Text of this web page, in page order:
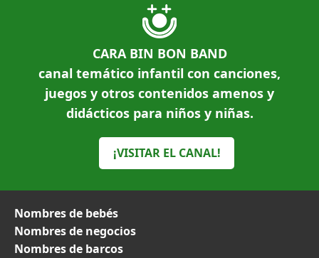
CARA BIN BON BAND
canal temático infantil con canciones,
juegos y otros contenidos amenos y
didácticos para niños y niñas.
¡VISITAR EL CANAL!
Nombres de bebés
Nombres de negocios
Nombres de barcos